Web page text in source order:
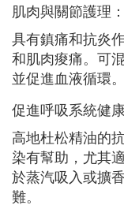
肌肉與關節護理：
具有鎮痛和抗炎
和肌肉痠痛。可
並促進血液循環。
促進呼吸系統健康
高地杜松精油的
染有幫助，尤其
於蒸汽吸入或擴
難。